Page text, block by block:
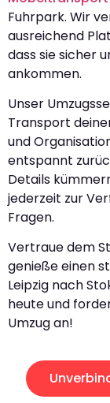
Fuhrpark. Wir
ausreichend
dass sie sicher
ankommen.
Unser
Transport
und
entspannt
Details
jederzeit zur
Fragen.
Vertraue dem
genieße einen
Leipzig nach
heute und
Umzug an!